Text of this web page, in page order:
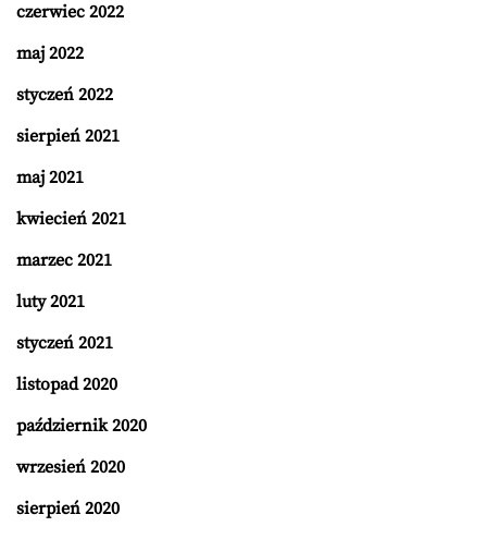
czerwiec 2022
maj 2022
styczeń 2022
sierpień 2021
maj 2021
kwiecień 2021
marzec 2021
luty 2021
styczeń 2021
listopad 2020
październik 2020
wrzesień 2020
sierpień 2020